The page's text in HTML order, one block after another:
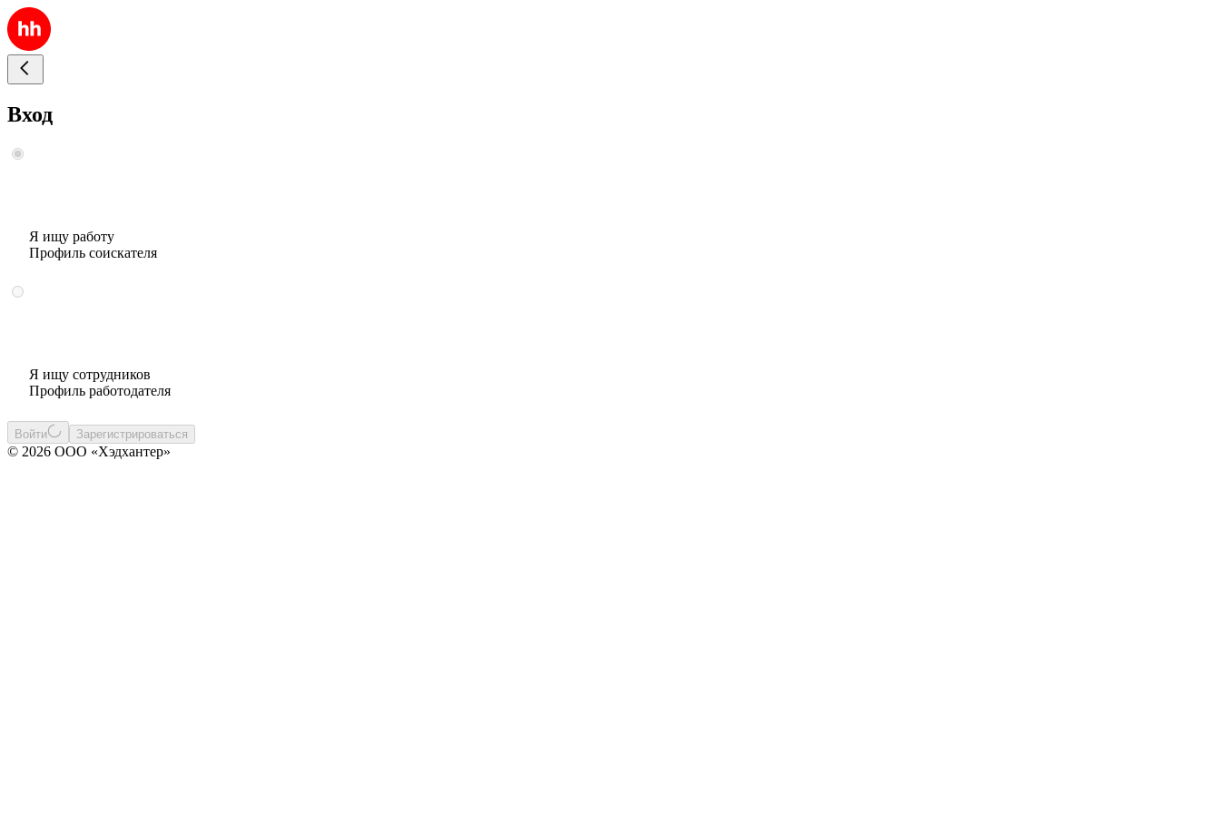
Вход
Я ищу работу
Профиль соискателя
Я ищу сотрудников
Профиль работодателя
Войти Зарегистрироваться
© 2026 ООО «Хэдхантер»